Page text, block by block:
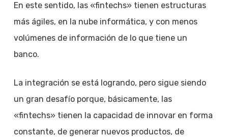
En este sentido, las «fintechs» tienen estructuras
más ágiles, en la nube informática, y con menos
volúmenes de información de lo que tiene un
banco.
La integración se está logrando, pero sigue siendo
un gran desafío porque, básicamente, las
«fintechs» tienen la capacidad de innovar en forma
constante, de generar nuevos productos, de